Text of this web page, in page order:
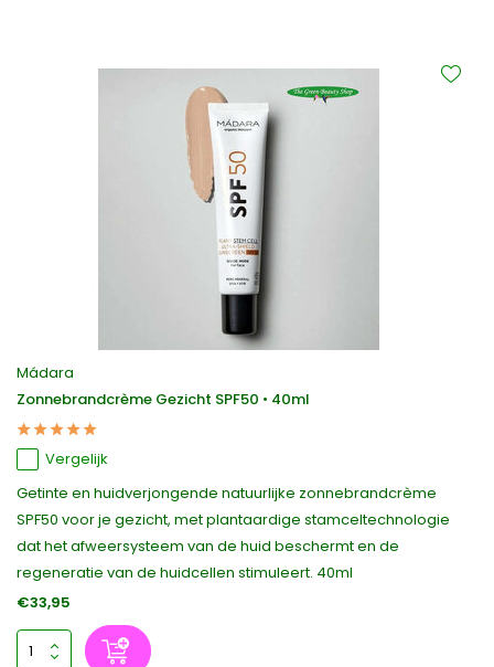
Mádara
Zonnebrandcrème Gezicht SPF50 • 40ml
Vergelijk
Getinte en huidverjongende natuurlijke zonnebrandcrème
SPF50 voor je gezicht, met plantaardige stamceltechnologie
dat het afweersysteem van de huid beschermt en de
regeneratie van de huidcellen stimuleert. 40ml
€33,95